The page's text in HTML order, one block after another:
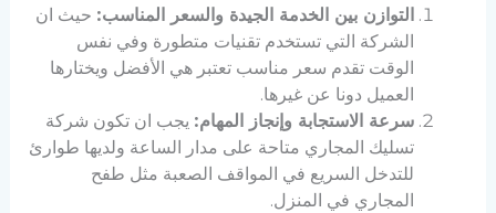
التوازن بين الخدمة الجيدة والسعر المناسب: حيث ان
الشركة التي تستخدم تقنيات متطورة وفي نفس
الوقت تقدم سعر مناسب تعتبر هي الأفضل ويختارها
العميل دونا عن غيرها.
سرعة الاستجابة وإنجاز المهام: يجب ان تكون شركة
تسليك المجاري متاحة على مدار الساعة ولديها طوارئ
للتدخل السريع في المواقف الصعبة مثل طفح
المجاري في المنزل.